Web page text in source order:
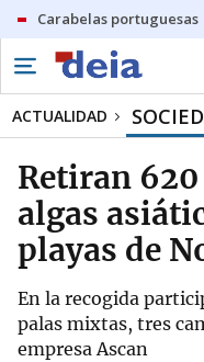
Carabelas portuguesas
ACTUALIDAD
Retiran
algas
playas de
En la recogida
palas mixtas, tres
empresa Ascan